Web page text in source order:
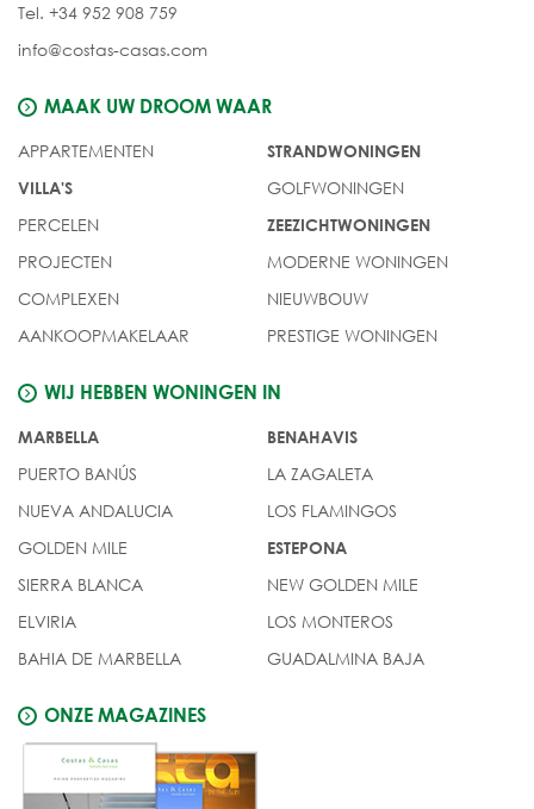
Tel. +34 952 908 759
info@costas-casas.com
MAAK UW DROOM WAAR
APPARTEMENTEN
VILLA'S
PERCELEN
PROJECTEN
COMPLEXEN
AANKOOPMAKELAAR
STRANDWONINGEN
GOLFWONINGEN
ZEEZICHTWONINGEN
MODERNE WONINGEN
NIEUWBOUW
PRESTIGE WONINGEN
WIJ HEBBEN WONINGEN IN
MARBELLA
PUERTO BANÚS
NUEVA ANDALUCIA
GOLDEN MILE
SIERRA BLANCA
ELVIRIA
BAHIA DE MARBELLA
BENAHAVIS
LA ZAGALETA
LOS FLAMINGOS
ESTEPONA
NEW GOLDEN MILE
LOS MONTEROS
GUADALMINA BAJA
ONZE MAGAZINES